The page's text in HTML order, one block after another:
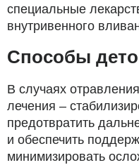
специальные
внутривенного
Способы
В случаях
лечения –
предотвратить
и обеспечить
минимизировать